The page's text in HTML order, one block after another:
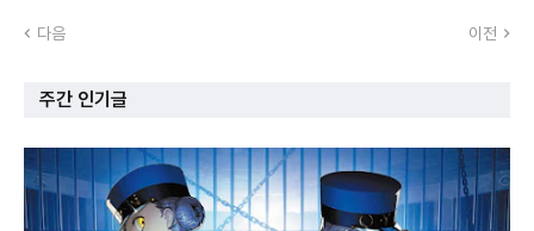
다음 이전
주간 인기글